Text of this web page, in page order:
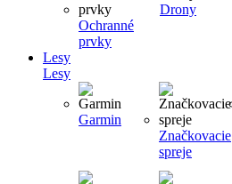
Ochranné
prvky
Drony
Lesy
Lesy
Garmin
Značkovacie
spreje